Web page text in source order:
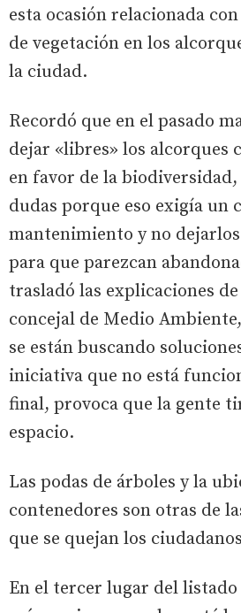
esta ocasión relacionada
de vegetación en los
la ciudad.
Recordó que en el pasado
dejar «libres» los alcorques
en favor de la
dudas porque eso exigía un
mantenimiento y no
para que parezcan
trasladó las explicaciones
concejal de Medio
se están buscando
iniciativa que no está
final, provoca que la gente
espacio.
Las podas de árboles y la
contenedores son otras de
que se quejan los
En el tercer lugar del listado